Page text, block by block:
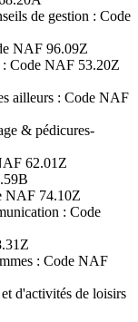
de gestion : Code
NAF 96.09Z
: Code NAF 53.20Z
ailleurs : Code NAF
& pédicures-
62.01Z
NAF 74.10Z
: Code
: Code NAF
d'activités de loisirs